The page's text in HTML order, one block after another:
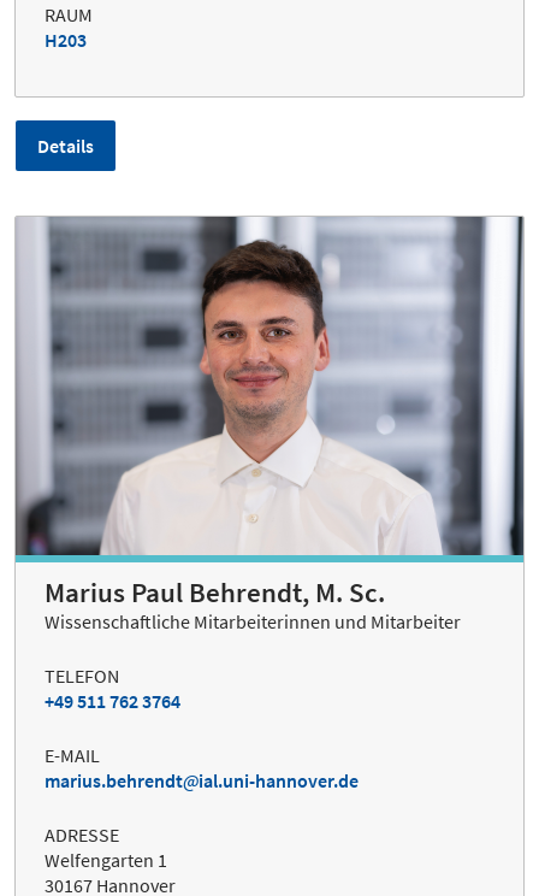
RAUM
H203
Details
Marius Paul Behrendt, M. Sc.
Wissenschaftliche Mitarbeiterinnen und Mitarbeiter
TELEFON
+49 511 762 3764
E-MAIL
marius.behrendt
ial.uni-hannover.de
ADRESSE
Welfengarten 1
30167 Hannover